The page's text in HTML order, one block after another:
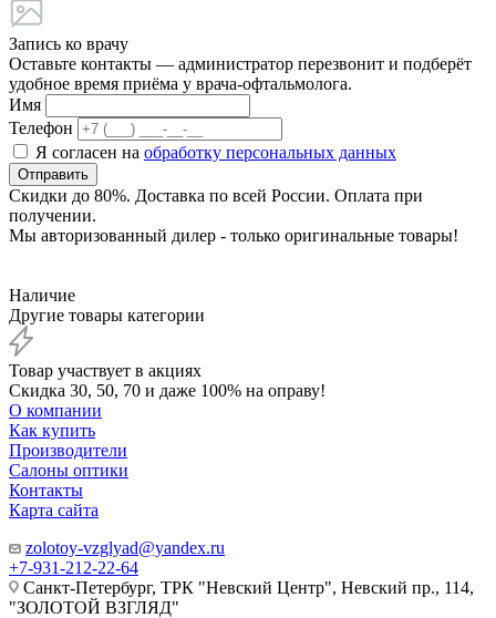
Запись ко врачу
Оставьте контакты — администратор перезвонит и подберёт
удобное время приёма у врача-офтальмолога.
Имя
Телефон
Я согласен на обработку персональных данных
Отправить
Скидки до 80%. Доставка по всей России. Оплата при
получении.
Мы авторизованный дилер - только оригинальные товары!
Наличие
Другие товары категории
Товар участвует в акциях
Скидка 30, 50, 70 и даже 100% на оправу!
О компании
Как купить
Производители
Салоны оптики
Контакты
Карта сайта
zolotoy-vzglyad@yandex.ru
+7-931-212-22-64
Санкт-Петербург, ТРК "Невский Центр", Невский пр., 114,
"ЗОЛОТОЙ ВЗГЛЯД"